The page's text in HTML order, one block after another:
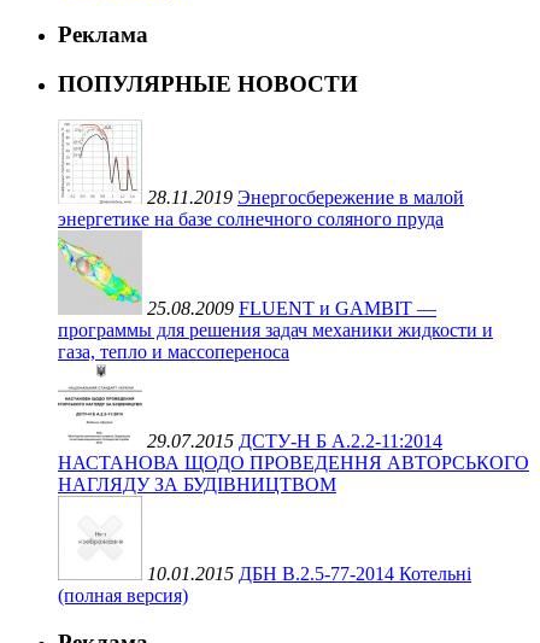
Реклама
ПОПУЛЯРНЫЕ НОВОСТИ
28.11.2019 Энергосбережение в малой
энергетике на базе солнечного соляного пруда
25.08.2009 FLUENT и GAMBIT —
программы для решения задач механики жидкости и
газа, тепло и массопереноса
29.07.2015 ДСТУ-Н Б А.2.2-11:2014
НАСТАНОВА ЩОДО ПРОВЕДЕННЯ АВТОРСЬКОГО
НАГЛЯДУ ЗА БУДІВНИЦТВОМ
10.01.2015 ДБН В.2.5-77-2014 Котельні
(полная версия)